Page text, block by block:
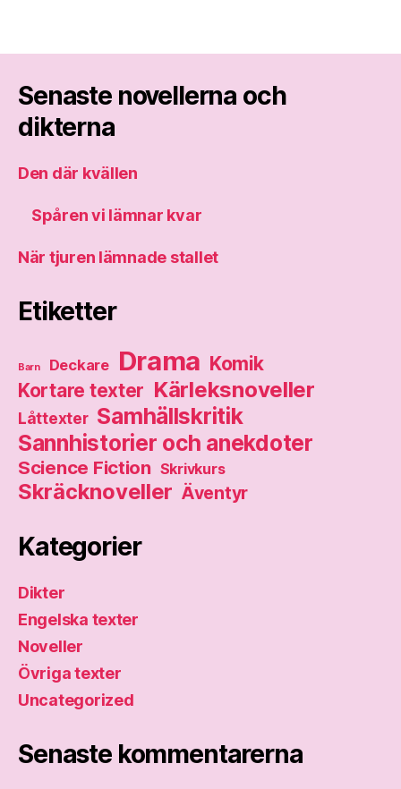
Senaste novellerna och
dikterna
Den där kvällen
Spåren vi lämnar kvar
När tjuren lämnade stallet
Etiketter
Barn Deckare Drama Komik
Kortare texter Kärleksnoveller
Låttexter Samhällskritik
Sannhistorier och anekdoter
Science Fiction Skrivkurs
Skräcknoveller Äventyr
Kategorier
Dikter
Engelska texter
Noveller
Övriga texter
Uncategorized
Senaste kommentarerna